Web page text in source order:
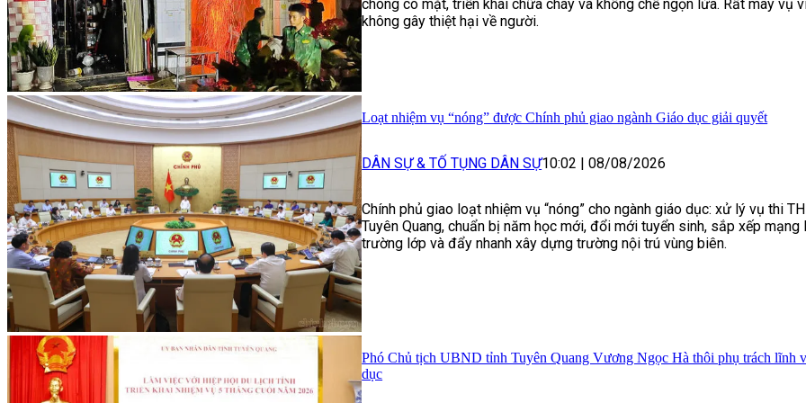
chóng có mặt, triển khai chữa cháy và khống chế ngọn lửa. Rất may vụ
không gây thiệt hại về người.
Loạt nhiệm vụ “nóng” được Chính phủ giao ngành Giáo dục giải quyết
DÂN SỰ & TỐ TỤNG DÂN SỰ10:02 08/08/2026
Chính phủ giao loạt nhiệm vụ “nóng” cho ngành giáo dục: xử lý vụ thi
Tuyên Quang, chuẩn bị năm học mới, đổi mới tuyển sinh, sắp xếp mạng
trường lớp và đẩy nhanh xây dựng trường nội trú vùng biên.
Phó Chủ tịch UBND tỉnh Tuyên Quang Vương Ngọc Hà thôi phụ trách lĩnh
dục